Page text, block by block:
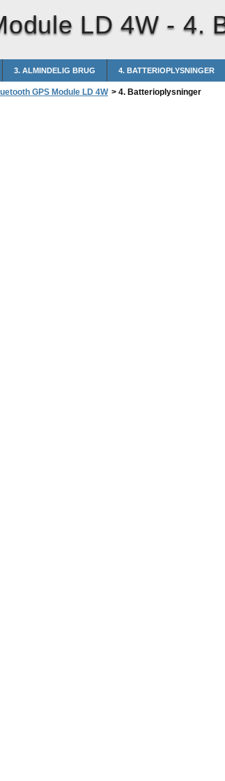
LD 4W - 4.
3. ALMINDELIG BRUG 4. BATTERIOPLYSNINGER
GPS Module LD 4W > 4. Batterioplysninger